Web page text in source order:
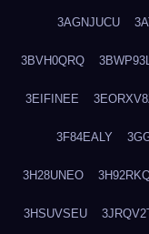
3AGNJUCU
3BVH0QRQ
3EIFINEE
3F84EALY
3H28UNEO
3HSUVSEU